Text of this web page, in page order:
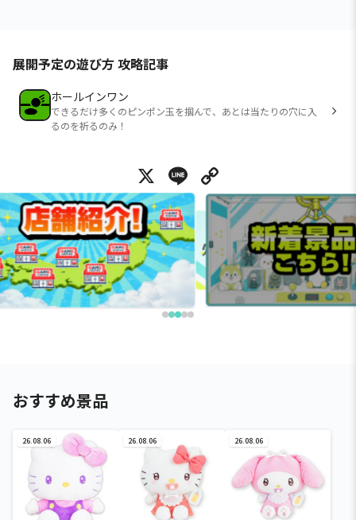
展開予定の遊び方 攻略記事
ホールインワン
できるだけ多くのピンポン玉を掴んで、あとは当たりの穴に入
るのを祈るのみ！
X Line
おすすめ景品
26.08.06 26.08.06 26.08.06